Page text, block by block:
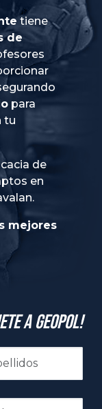
tiene
de
para
tu
de
en
mejores
a GeoPol!